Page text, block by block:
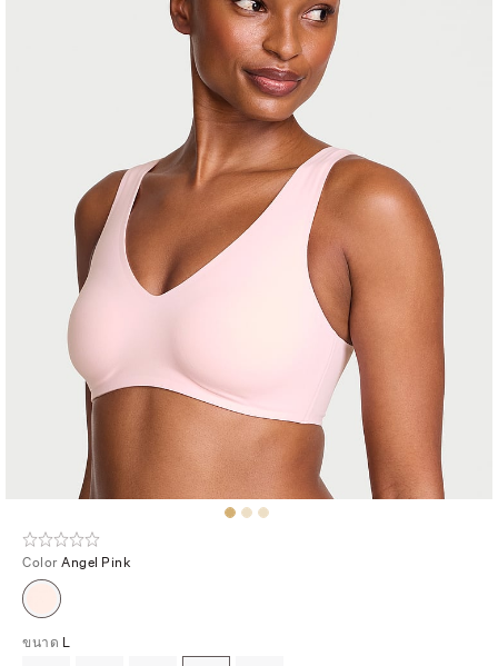
Color Angel Pink
ขนาด L